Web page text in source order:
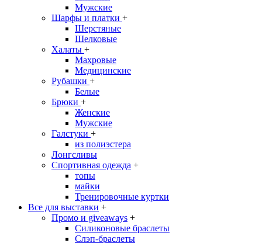
Мужские
Шарфы и платки +
Шерстяные
Шелковые
Халаты +
Махровые
Медицинские
Рубашки +
Белые
Брюки +
Женские
Мужские
Галстуки +
из полиэстера
Лонгсливы
Спортивная одежда +
топы
майки
Тренировочные куртки
Все для выставки +
Промо и giveaways +
Силиконовые браслеты
Cлэп-браслеты